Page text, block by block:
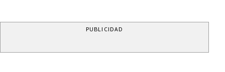
PUBLICIDAD